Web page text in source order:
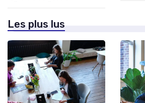
Les plus lus